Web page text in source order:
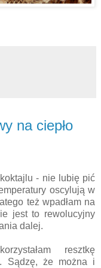
na ciepło
- nie lubię pić
oscylują w
też wpadłam na
jest to rewolucyjny
dalej.
resztkę
Sądzę, że można i